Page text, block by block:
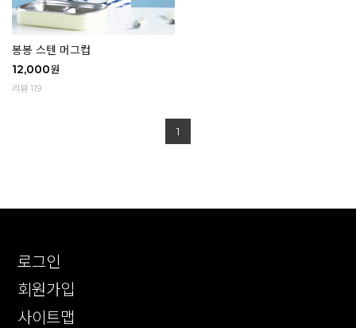
봉봉 스텐 머그컵
12,000원
리뷰 119
1
로그인
회원가입
사이트맵